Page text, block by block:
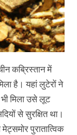
कब्रिस्तान में
है। यहां लुटेरों ने
मिला उसे लूट
से सुरक्षित था।
पुरातात्विक